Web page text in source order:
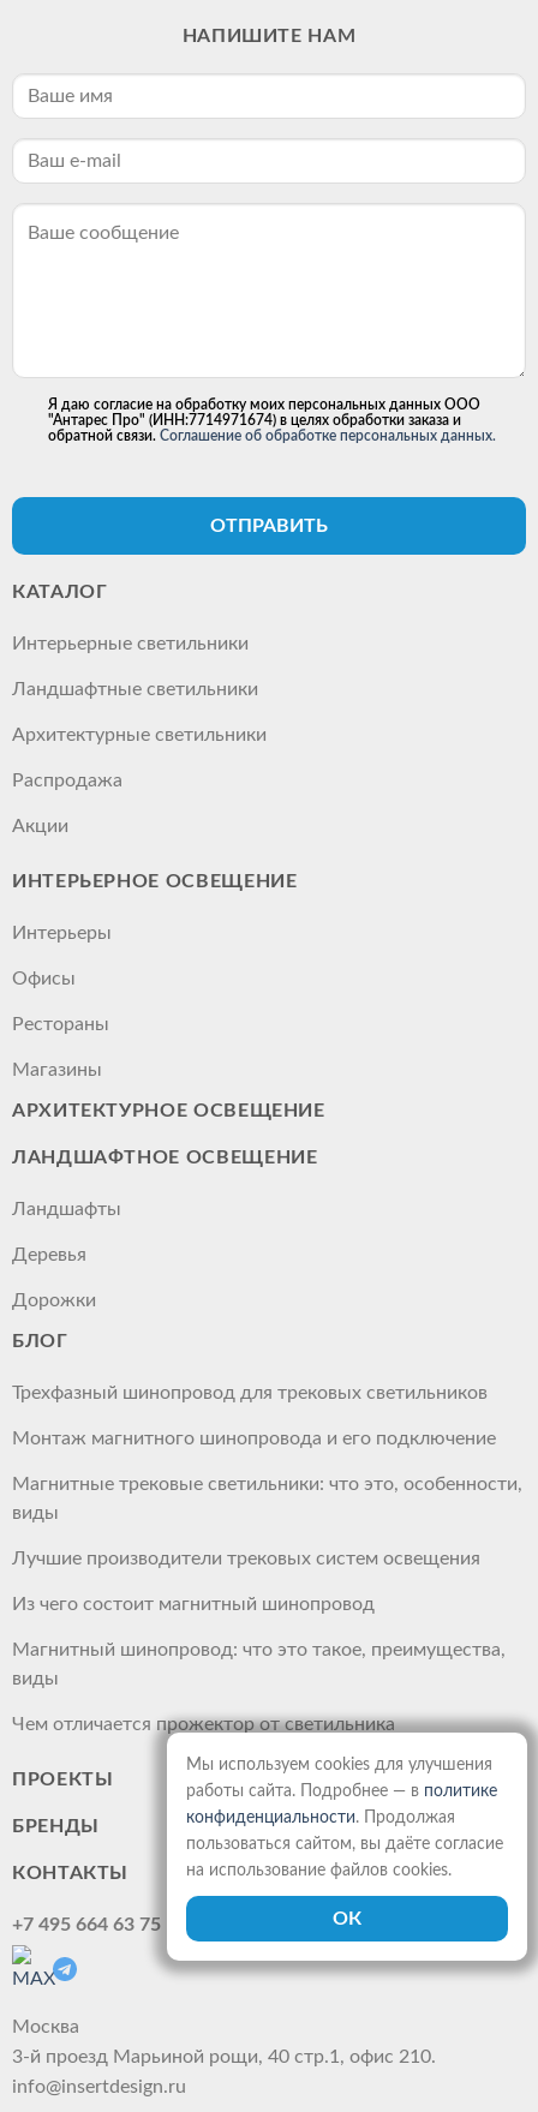
НАПИШИТЕ НАМ
Я даю согласие на обработку моих персональных данных ООО
"Антарес Про" (ИНН:7714971674) в целях обработки заказа и
обратной связи. Соглашение об обработке персональных данных.
ОТПРАВИТЬ
КАТАЛОГ
Интерьерные светильники
Ландшафтные светильники
Архитектурные светильники
Распродажа
Акции
ИНТЕРЬЕРНОЕ ОСВЕЩЕНИЕ
Интерьеры
Офисы
Рестораны
Магазины
АРХИТЕКТУРНОЕ ОСВЕЩЕНИЕ
ЛАНДШАФТНОЕ ОСВЕЩЕНИЕ
Ландшафты
Деревья
Дорожки
БЛОГ
Трехфазный шинопровод для трековых светильников
Монтаж магнитного шинопровода и его подключение
Магнитные трековые светильники: что это, особенности,
виды
Лучшие производители трековых систем освещения
Из чего состоит магнитный шинопровод
Магнитный шинопровод: что это такое, преимущества,
виды
Чем отличается прожектор от светильника
ПРОЕКТЫ
БРЕНДЫ
КОНТАКТЫ
+7 495 664 63 75
Москва
3-й проезд Марьиной рощи, 40 стр.1, офис 210.
info@insertdesign.ru
Мы используем cookies для улучшения
работы сайта. Подробнее — в политике
конфиденциальности. Продолжая
пользоваться сайтом, вы даёте согласие
на использование файлов cookies.